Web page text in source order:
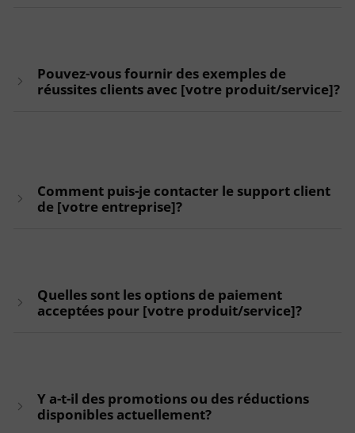
Pouvez-vous fournir des exemples de
réussites clients avec [votre produit/service]?
Comment puis-je contacter le support client
de [votre entreprise]?
Quelles sont les options de paiement
acceptées pour [votre produit/service]?
Y a-t-il des promotions ou des réductions
disponibles actuellement?